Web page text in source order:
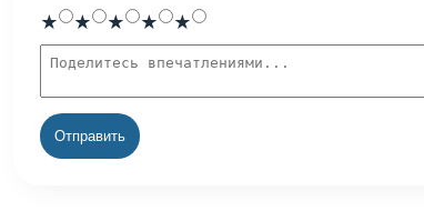
Оценка
5 звёзд
★
4 звезды
★
3 звезды
★
2 звезды
★
1 звезда
★
Текст отзыва
Отправить